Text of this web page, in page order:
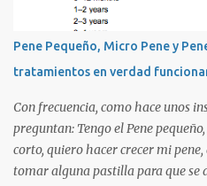
Pene Pequeño, Micro Pene y
tratamientos en verdad
Con frecuencia, como hace unos
preguntan: Tengo el Pene
corto, quiero hacer crecer mi
tomar alguna pastilla para que se